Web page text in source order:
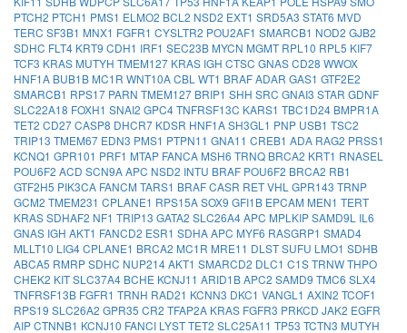
PTCH2 PTCH1 PMS1 ELMO2 BCL2 NSD2 EXT1 SRD5A3 STAT6 MVD
TERC SF3B1 MNX1 FGFR1 CYSLTR2 POU2AF1 SMARCB1 NOD2 GJB2
SDHC FLT4 KRT9 CDH1 IRF1 SEC23B MYCN MGMT RPL10 RPL5 KIF7
TCF3 KRAS MUTYH TMEM127 KRAS IGH CTSC GNASCD28 WWOX
HNF1A BUB1B MC1R WNT10ACBL WT1 BRAFADAR GAS1 GTF2E2
SMARCB1 RPS17 PARN TMEM127 BRIP1 SHH SRC GNAI3 STAR GDNF
SLC22A18 FOXH1 SNAI2 GPC4TNFRSF13C KARS1 TBC1D24 BMPR1A
TET2 CD27CASP8 DHCR7 KDSR HNF1ASH3GL1 PNP USB1 TSC2
TRIP13 TMEM67 EDN3 PMS1 PTPN11 GNA11 CREB1 ADA RAG2 PRSS1
KCNQ1 GPR101 PRF1 MTAP FANCA MSH6 TRNQ BRCA2 KRT1 RNASEL
POU6F2 ACD SCN9AAPC NSD2 INTU BRAF POU6F2 BRCA2 RB1
GTF2H5 PIK3CA FANCM TARS1 BRAFCASR RETVHL GPR143 TRNP
GCM2 TMEM231 CPLANE1 RPS15ASOX9 GFI1B EPCAM MEN1 TERT
KRASSDHAF2 NF1 TRIP13 GATA2 SLC26A4APC MPLKIPSAMD9L IL6
GNAS IGH AKT1 FANCD2 ESR1 SDHAAPC MYF6 RASGRP1 SMAD4
MLLT10 LIG4CPLANE1 BRCA2 MC1R MRE11 DLSTSUFU LMO1 SDHB
ABCA5 RMRPSDHC NUP214AKT1 SMARCD2 DLC1 C1STRNWTHPO
CHEK2 KITSLC37A4 BCHE KCNJ11 ARID1BAPC2 SAMD9 TMC6 SLX4
TNFRSF13B FGFR1 TRNH RAD21 KCNN3 DKC1 VANGL1 AXIN2 TCOF1
RPS19 SLC26A2 GPR35 CR2 TFAP2A KRAS FGFR3 PRKCD JAK2 EGFR
AIPCTNNB1 KCNJ10 FANCI LYSTTET2 SLC25A11 TP53 TCTN3 MUTYH